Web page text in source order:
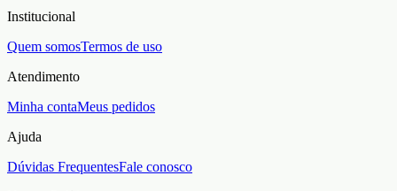
Institucional
Quem somosTermos de uso
Atendimento
Minha contaMeus pedidos
Ajuda
Dúvidas FrequentesFale conosco